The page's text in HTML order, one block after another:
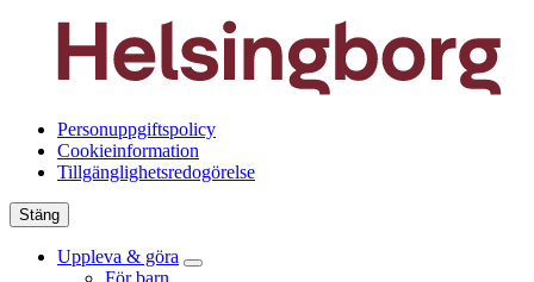
Personuppgiftspolicy
Cookieinformation
Tillgänglighetsredogörelse
Stäng
Uppleva & göra